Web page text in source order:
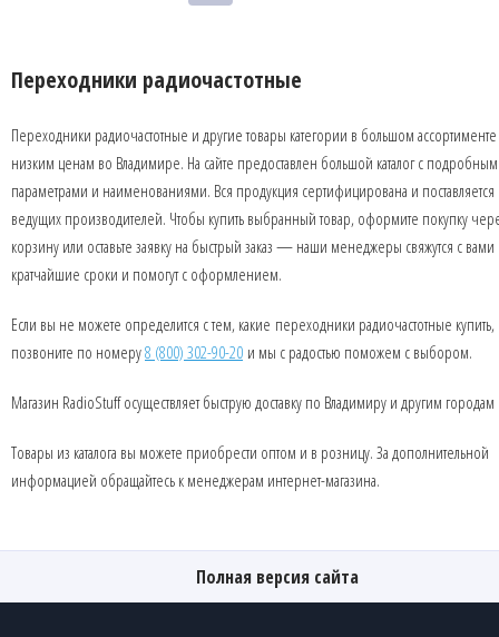
Переходники радиочастотные
Переходники радиочастотные и другие товары категории в большом
низким ценам во Владимире. На сайте предоставлен большой каталог с
параметрами и наименованиями. Вся продукция сертифицирована и поставляется
ведущих производителей. Чтобы купить выбранный товар, оформите покупку
корзину или оставьте заявку на быстрый заказ — наши менеджеры свяжутся с вами
кратчайшие сроки и помогут с оформлением.
Если вы не можете определится с тем, какие переходники радиочастотные купить,
позвоните по номеру8 (800) 302-90-20 и мы с радостью поможем с выбором.
Магазин RadioStuff осуществляет быструю доставку по Владимиру и другим
Товары из каталога вы можете приобрести оптом и в розницу. За дополнительной
информацией обращайтесь к менеджерам интернет-магазина.
Полная версия сайта